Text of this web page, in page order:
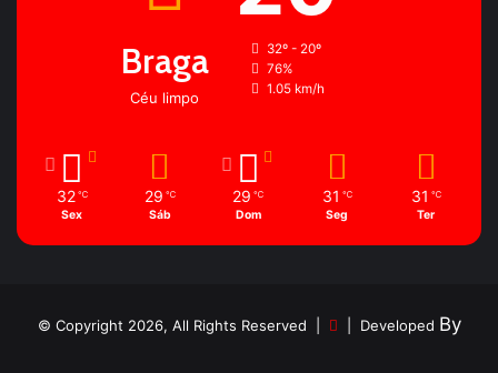
Braga
Céu limpo
32º - 20º
76%
1.05 km/h
32 ℃
Sex
29 ℃
Sáb
29 ℃
Dom
31 ℃
Seg
31 ℃
Ter
© Copyright 2026, All Rights Reserved | | Developed By